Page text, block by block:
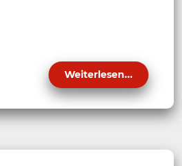
Weiterlesen...